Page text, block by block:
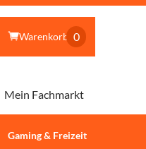
Warenkorb 0
Gaming & Freizeit
Mein Fachmarkt